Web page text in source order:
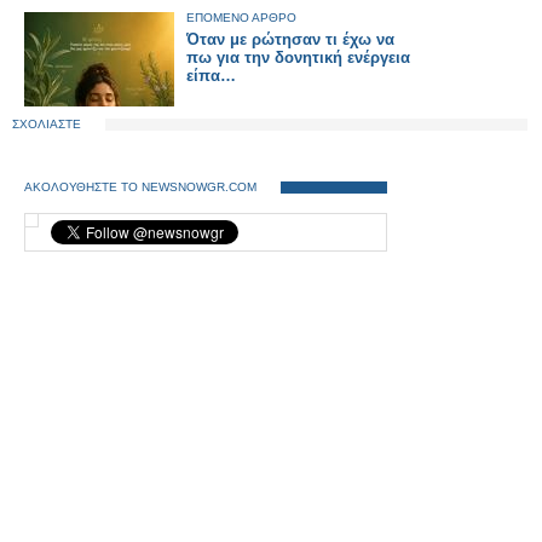
ΕΠΟΜΕΝΟ ΑΡΘΡΟ
Όταν με ρώτησαν τι έχω να
πω για την δονητική ενέργεια
είπα…
ΣΧΟΛΙΑΣΤΕ
ΑΚΟΛΟΥΘΗΣΤΕ ΤΟ NEWSNOWGR.COM